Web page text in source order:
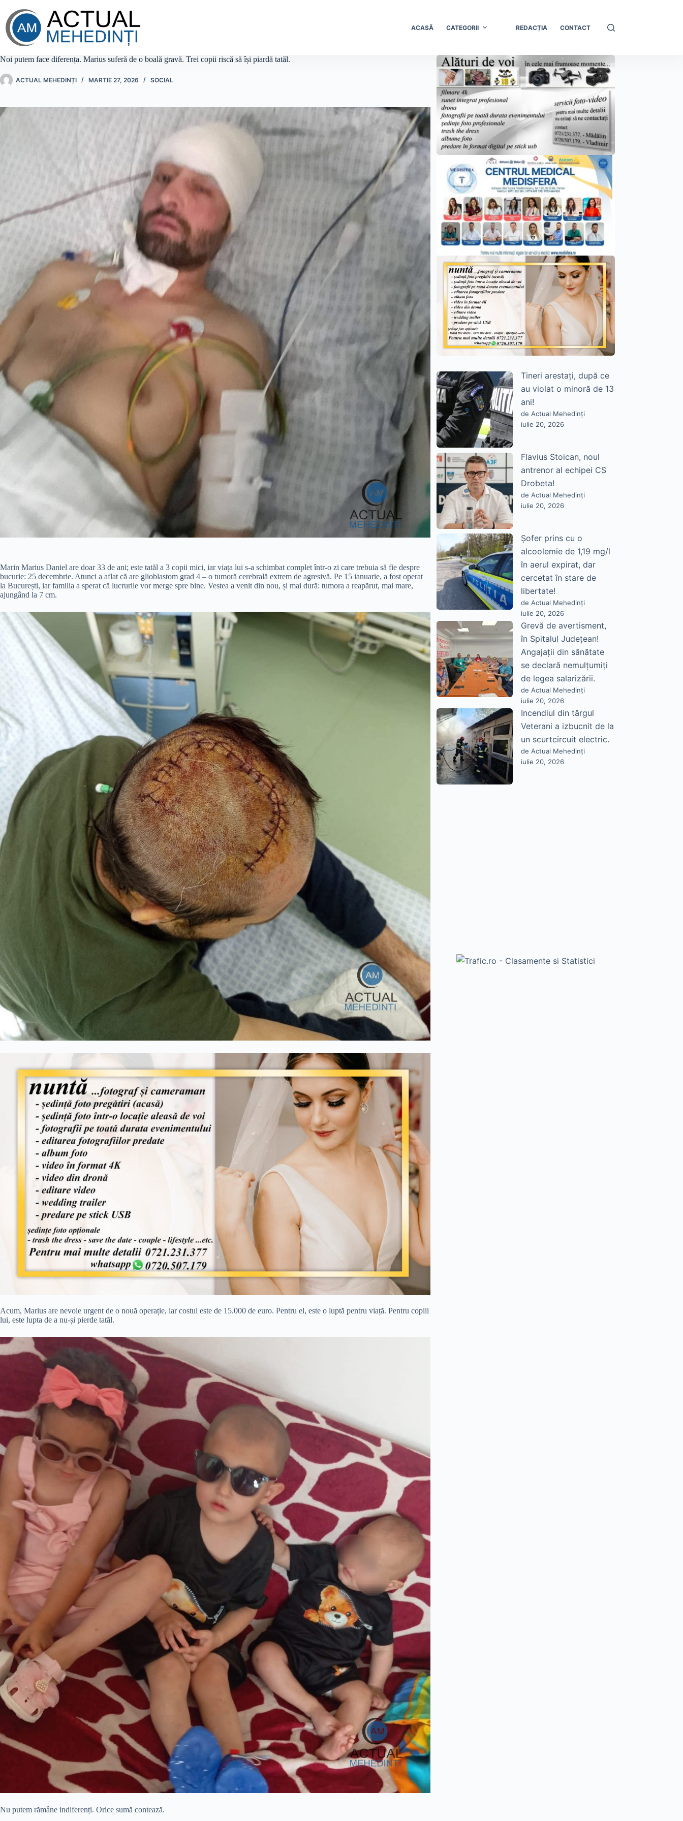
conținut
ACASĂ CATEGORII REDACȚIA CONTACT
Noi putem face diferența. Marius suferă de o boală gravă. Trei copii riscă să își piardă tatăl.
ACTUAL MEHEDINȚI MARTIE 27, 2026 SOCIAL
Marin Marius Daniel are doar 33 de ani; este tatăl a 3 copii mici, iar viața lui s-a schimbat complet într-o zi care trebuia să fie despre
bucurie: 25 decembrie. Atunci a aflat că are glioblastom grad 4 – o tumoră cerebrală extrem de agresivă. Pe 15 ianuarie, a fost operat
la București, iar familia a sperat că lucrurile vor merge spre bine. Vestea a venit din nou, și mai dură: tumora a reapărut, mai mare,
ajungând la 7 cm.
Acum, Marius are nevoie urgent de o nouă operație, iar costul este de 15.000 de euro. Pentru el, este o luptă pentru viață. Pentru copiii
lui, este lupta de a nu-și pierde tatăl.
Nu putem rămâne indiferenți. Orice sumă contează.
Tineri arestați, după ce
au violat o minoră de 13
ani!
de Actual Mehedinți
iulie 20, 2026
Flavius Stoican, noul
antrenor al echipei CS
Drobeta!
de Actual Mehedinți
iulie 20, 2026
Șofer prins cu o
alcoolemie de 1,19 mg/l
în aerul expirat, dar
cercetat în stare de
libertate!
de Actual Mehedinți
iulie 20, 2026
Grevă de avertisment,
în Spitalul Județean!
Angajații din sănătate
se declară nemulțumiți
de legea salarizării.
de Actual Mehedinți
iulie 20, 2026
Incendiul din târgul
Veterani a izbucnit de la
un scurtcircuit electric.
de Actual Mehedinți
iulie 20, 2026